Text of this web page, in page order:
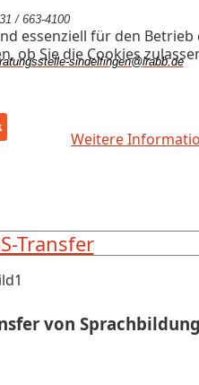
/ 663-4100
sindelfingen@lrabb.de
Beitrag: Weitere Hinweise und
Transfer
von
essenziell für den
ob Sie die Cookies
Weitere